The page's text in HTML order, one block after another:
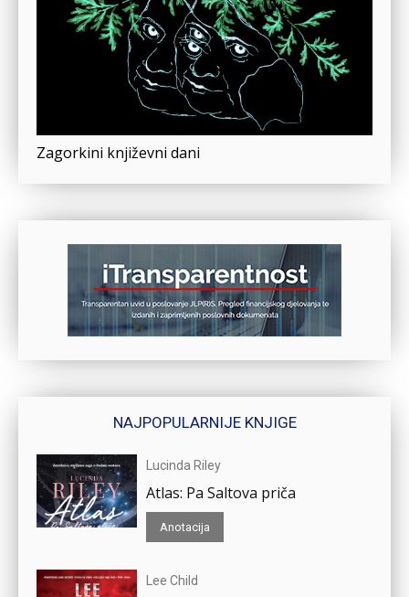
Zagorkini književni dani
NAJPOPULARNIJE KNJIGE
Lucinda Riley
Atlas: Pa Saltova priča
Anotacija
Lee Child